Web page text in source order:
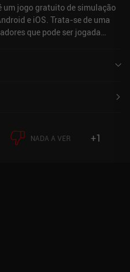
um jogo gratuito de simulação
e iOS. Trata-se de uma
que pode ser jogada
avaliação atual de 4,1 de 5,0
NADA A VER +1